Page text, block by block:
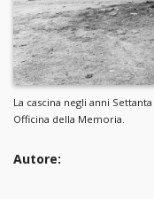
La cascina negli anni
Officina della Memoria.
Autore: